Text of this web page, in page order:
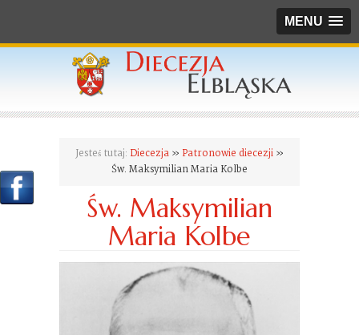
MENU
Jesteś tutaj: Diecezja » Patronowie diecezji »
Św. Maksymilian Maria Kolbe
Św. Maksymilian
Maria Kolbe